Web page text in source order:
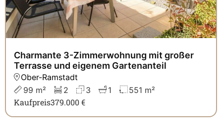
Charmante 3-Zimmerwohnung mit großer
Terrasse und eigenem Gartenanteil
Ober-Ramstadt
99 m²
2 3 1 551 m²
Kaufpreis379.000 €